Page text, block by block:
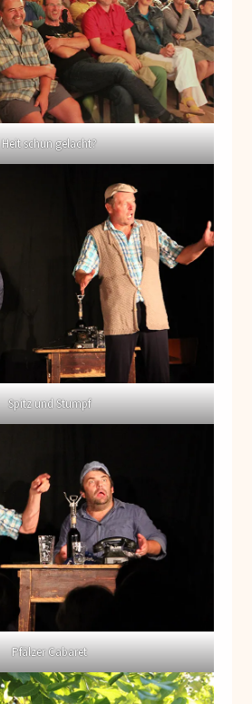
Heit schun gelacht?
Spitz und Stumpf
Pfälzer Cabaret